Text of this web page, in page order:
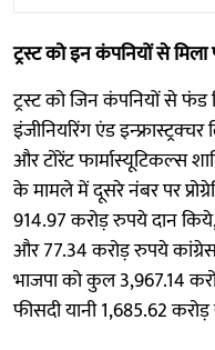
ट्रस्ट को इन कंपनियों से
ट्रस्ट को जिन कंपनियों से फंड
इंजीनियरिंग एंड
और टोरेंट फार्मास्यूटिकल्स
के मामले में दूसरे नंबर पर
914.97 करोड़ रुपये दान
और 77.34 करोड़ रुपये कांग्रेस
भाजपा को कुल 3,967.14
फीसदी यानी 1,685.62